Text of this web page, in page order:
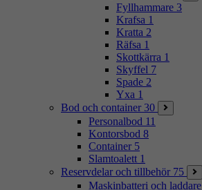
Fyllhammare 3
Krafsa 1
Kratta 2
Räfsa 1
Skottkärra 1
Skyffel 7
Spade 2
Yxa 1
Bod och container 30
Personalbod 11
Kontorsbod 8
Container 5
Slamtoalett 1
Reservdelar och tillbehör 75
Maskinbatteri och laddare